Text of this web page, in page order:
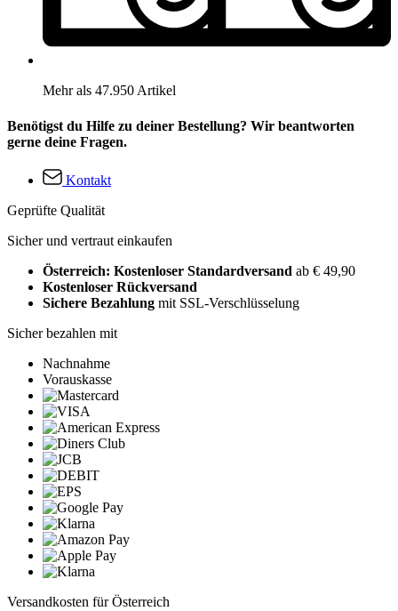
Mehr als 47.950 Artikel
Benötigst du Hilfe zu deiner Bestellung? Wir beantworten
gerne deine Fragen.
Kontakt
Geprüfte Qualität
Sicher und vertraut einkaufen
Österreich: Kostenloser Standardversand ab € 49,90
Kostenloser Rückversand
Sichere Bezahlung mit SSL-Verschlüsselung
Sicher bezahlen mit
Nachnahme
Vorauskasse
Versandkosten für Österreich